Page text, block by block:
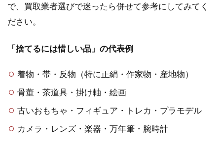
で、買取業者選びで迷ったら併せて参考にしてみてく
ださい。
「捨てるには惜しい品」の代表例
着物・帯・反物（特に正絹・作家物・産地物）
骨董・茶道具・掛け軸・絵画
古いおもちゃ・フィギュア・トレカ・プラモデル
カメラ・レンズ・楽器・万年筆・腕時計